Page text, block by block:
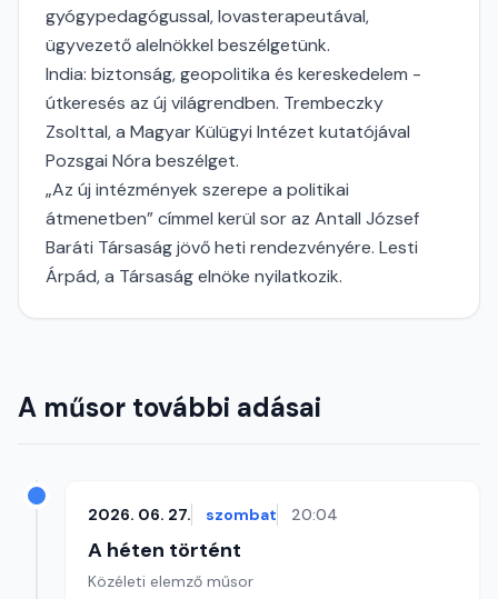
gyógypedagógussal, lovasterapeutával,
ügyvezető alelnökkel beszélgetünk.
India: biztonság, geopolitika és kereskedelem -
útkeresés az új világrendben. Trembeczky
Zsolttal, a Magyar Külügyi Intézet kutatójával
Pozsgai Nóra beszélget.
„Az új intézmények szerepe a politikai
átmenetben” címmel kerül sor az Antall József
Baráti Társaság jövő heti rendezvényére. Lesti
Árpád, a Társaság elnöke nyilatkozik.
A műsor további adásai
2026. 06. 27. szombat 20:04
A héten történt
Közéleti elemző műsor